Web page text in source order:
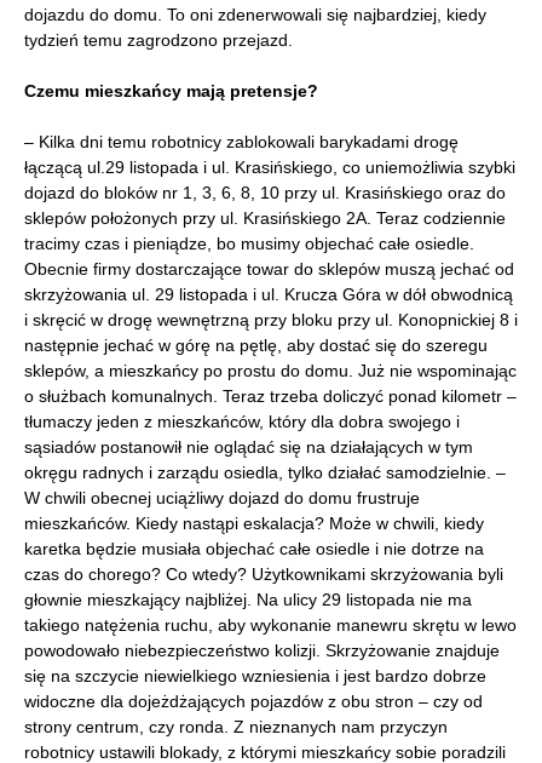
dojazdu do domu. To oni zdenerwowali się najbardziej, kiedy
tydzień temu zagrodzono przejazd.
Czemu mieszkańcy mają pretensje?
– Kilka dni temu robotnicy zablokowali barykadami drogę
łączącą ul.29 listopada i ul. Krasińskiego, co uniemożliwia szybki
dojazd do bloków nr 1, 3, 6, 8, 10 przy ul. Krasińskiego oraz do
sklepów położonych przy ul. Krasińskiego 2A. Teraz codziennie
tracimy czas i pieniądze, bo musimy objechać całe osiedle.
Obecnie firmy dostarczające towar do sklepów muszą jechać od
skrzyżowania ul. 29 listopada i ul. Krucza Góra w dół obwodnicą
i skręcić w drogę wewnętrzną przy bloku przy ul. Konopnickiej 8 i
następnie jechać w górę na pętlę, aby dostać się do szeregu
sklepów, a mieszkańcy po prostu do domu. Już nie wspominając
o służbach komunalnych. Teraz trzeba doliczyć ponad kilometr –
tłumaczy jeden z mieszkańców, który dla dobra swojego i
sąsiadów postanowił nie oglądać się na działających w tym
okręgu radnych i zarządu osiedla, tylko działać samodzielnie. –
W chwili obecnej uciążliwy dojazd do domu frustruje
mieszkańców. Kiedy nastąpi eskalacja? Może w chwili, kiedy
karetka będzie musiała objechać całe osiedle i nie dotrze na
czas do chorego? Co wtedy? Użytkownikami skrzyżowania byli
głownie mieszkający najbliżej. Na ulicy 29 listopada nie ma
takiego natężenia ruchu, aby wykonanie manewru skrętu w lewo
powodowało niebezpieczeństwo kolizji. Skrzyżowanie znajduje
się na szczycie niewielkiego wzniesienia i jest bardzo dobrze
widoczne dla dojeżdżających pojazdów z obu stron – czy od
strony centrum, czy ronda. Z nieznanych nam przyczyn
robotnicy ustawili blokady, z którymi mieszkańcy sobie poradzili